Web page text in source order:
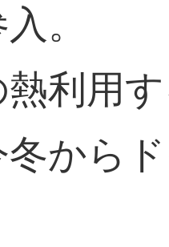
。
利用
冬から